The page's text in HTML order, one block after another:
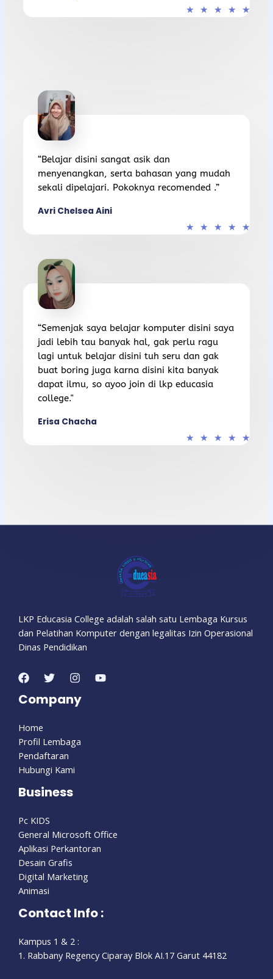
★ ★ ★ ★ ★
“Belajar disini sangat asik dan
menyenangkan, serta bahasan yang mudah
sekali dipelajari. Pokoknya recomended .”
★ ★ ★ ★ ★
Avri Chelsea Aini
“Semenjak saya belajar komputer disini saya
jadi lebih tau banyak hal, gak perlu ragu
lagi untuk belajar disini tuh seru dan gak
buat boring juga karna disini kita banyak
dapat ilmu, so ayoo join di lkp educasia
college."
Erisa Chacha
★ ★ ★ ★ ★
LKP Educasia College adalah salah satu Lembaga Kursus
dan Pelatihan Komputer dengan legalitas Izin Operasional
Dinas Pendidikan
Company
Home
Profil Lembaga
Pendaftaran
Hubungi Kami
Business
Pc KIDS
General Microsoft Office
Aplikasi Perkantoran
Desain Grafis
Digital Marketing
Animasi
Contact Info :
Kampus 1 & 2 :
1. Rabbany Regency Ciparay Blok AI.17 Garut 44182